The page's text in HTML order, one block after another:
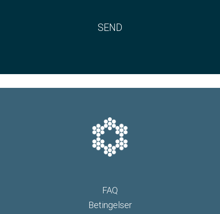
FAQ
Betingelser